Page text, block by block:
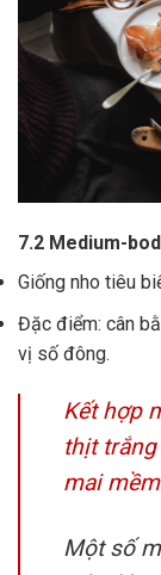
7.2 Medium-
Giống nho tiêu
Đặc điểm: cân
vị số đông.
Kết hợp
thịt trắng
mai
Một số